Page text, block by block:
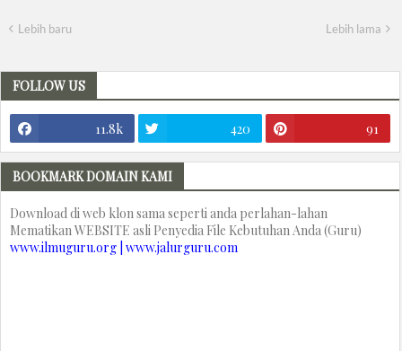
Lebih baru Lebih lama
FOLLOW US
11.8k 420 91
BOOKMARK DOMAIN KAMI
Download di web klon sama seperti anda perlahan-lahan
Mematikan WEBSITE asli Penyedia File Kebutuhan Anda (Guru)
www.ilmuguru.org | www.jalurguru.com